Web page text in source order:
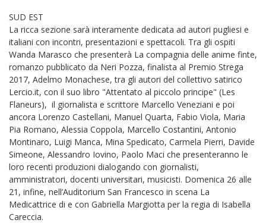
SUD EST
La ricca sezione sarà interamente dedicata ad autori pugliesi e
italiani con incontri, presentazioni e spettacoli. Tra gli ospiti
Wanda Marasco che presenterà La compagnia delle anime finte,
romanzo pubblicato da Neri Pozza, finalista al Premio Strega
2017, Adelmo Monachese, tra gli autori del collettivo satirico
Lercio.it, con il suo libro "Attentato al piccolo principe" (Les
Flaneurs), il giornalista e scrittore Marcello Veneziani e poi
ancora Lorenzo Castellani, Manuel Quarta, Fabio Viola, Maria
Pia Romano, Alessia Coppola, Marcello Costantini, Antonio
Montinaro, Luigi Manca, Mina Spedicato, Carmela Pierri, Davide
Simeone, Alessandro Iovino, Paolo Maci che presenteranno le
loro recenti produzioni dialogando con giornalisti,
amministratori, docenti universitari, musicisti. Domenica 26 alle
21, infine, nell’Auditorium San Francesco in scena La
Medicattrice di e con Gabriella Margiotta per la regia di Isabella
Careccia.